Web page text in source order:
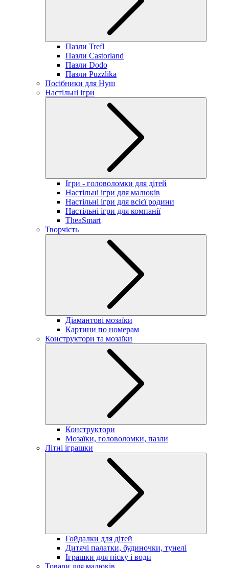
Пазли Trefl
Пазли Castorland
Пазли Dodo
Пазли Puzzlika
Посібники для Нуш
Настільні ігри
Ігри - головоломки для дітей
Настільні ігри для малюків
Настільні ігри для всієї родини
Настільні ігри для компанії
TheaSmart
Творчість
Діамантові мозаїки
Картини по номерам
Конструктори та мозаїки
Конструктори
Мозаїки, головоломки, пазли
Літні іграшки
Гойдалки для дітей
Дитячі палатки, будиночки, тунелі
Іграшки для піску і води
Товари для малюків